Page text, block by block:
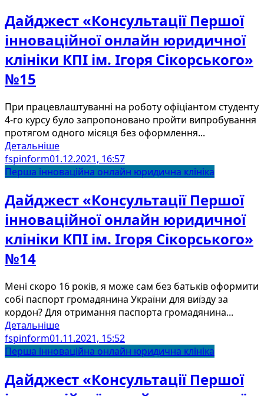
Дайджест «Консультації Першої
інноваційної онлайн юридичної
клініки КПІ ім. Ігоря Сікорського»
№15
При працевлаштуванні на роботу офіціантом студенту
4-го курсу було запропоновано пройти випробування
протягом одного місяця без оформлення...
Детальніше
fspinform01.12.2021, 16:57
Перша інноваційна онлайн юридична клініка
Дайджест «Консультації Першої
інноваційної онлайн юридичної
клініки КПІ ім. Ігоря Сікорського»
№14
Мені скоро 16 років, я може сам без батьків оформити
собі паспорт громадянина України для виїзду за
кордон? Для отримання паспорта громадянина...
Детальніше
fspinform01.11.2021, 15:52
Перша інноваційна онлайн юридична клініка
Дайджест «Консультації Першої